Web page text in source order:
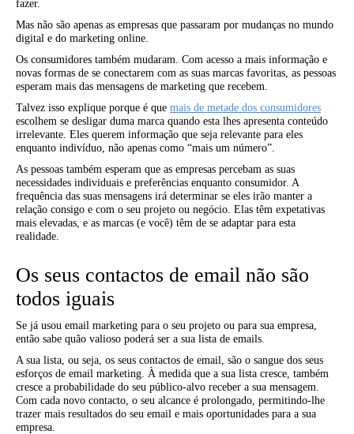
fazer.
Mas não são apenas as empresas que passaram por mudanças no mundo
digital e do marketing online.
Os consumidores também mudaram. Com acesso a mais informação e
novas formas de se conectarem com as suas marcas favoritas, as pessoas
esperam mais das mensagens de marketing que recebem.
Talvez isso explique porque é que mais de metade dos consumidores
escolhem se desligar duma marca quando esta lhes apresenta conteúdo
irrelevante. Eles querem informação que seja relevante para eles
enquanto indivíduo, não apenas como “mais um número”.
As pessoas também esperam que as empresas percebam as suas
necessidades individuais e preferências enquanto consumidor. A
frequência das suas mensagens irá determinar se eles irão manter a
relação consigo e com o seu projeto ou negócio. Elas têm expetativas
mais elevadas, e as marcas (e você) têm de se adaptar para esta
realidade.
Os seus contactos de email não são
todos iguais
Se já usou email marketing para o seu projeto ou para sua empresa,
então sabe quão valioso poderá ser a sua lista de emails.
A sua lista, ou seja, os seus contactos de email, são o sangue dos seus
esforços de email marketing. À medida que a sua lista cresce, também
cresce a probabilidade do seu público-alvo receber a sua mensagem.
Com cada novo contacto, o seu alcance é prolongado, permitindo-lhe
trazer mais resultados do seu email e mais oportunidades para a sua
empresa.